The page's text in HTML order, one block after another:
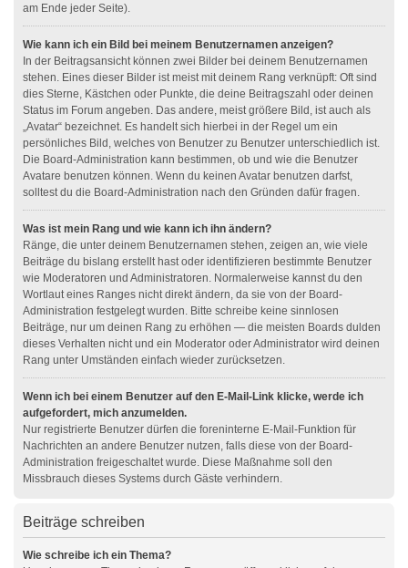
am Ende jeder Seite).
Wie kann ich ein Bild bei meinem Benutzernamen anzeigen?
In der Beitragsansicht können zwei Bilder bei deinem Benutzernamen
stehen. Eines dieser Bilder ist meist mit deinem Rang verknüpft: Oft sind
dies Sterne, Kästchen oder Punkte, die deine Beitragszahl oder deinen
Status im Forum angeben. Das andere, meist größere Bild, ist auch als
„Avatar“ bezeichnet. Es handelt sich hierbei in der Regel um ein
persönliches Bild, welches von Benutzer zu Benutzer unterschiedlich ist.
Die Board-Administration kann bestimmen, ob und wie die Benutzer
Avatare benutzen können. Wenn du keinen Avatar benutzen darfst,
solltest du die Board-Administration nach den Gründen dafür fragen.
Was ist mein Rang und wie kann ich ihn ändern?
Ränge, die unter deinem Benutzernamen stehen, zeigen an, wie viele
Beiträge du bislang erstellt hast oder identifizieren bestimmte Benutzer
wie Moderatoren und Administratoren. Normalerweise kannst du den
Wortlaut eines Ranges nicht direkt ändern, da sie von der Board-
Administration festgelegt wurden. Bitte schreibe keine sinnlosen
Beiträge, nur um deinen Rang zu erhöhen — die meisten Boards dulden
dieses Verhalten nicht und ein Moderator oder Administrator wird deinen
Rang unter Umständen einfach wieder zurücksetzen.
Wenn ich bei einem Benutzer auf den E-Mail-Link klicke, werde ich
aufgefordert, mich anzumelden.
Nur registrierte Benutzer dürfen die foreninterne E-Mail-Funktion für
Nachrichten an andere Benutzer nutzen, falls diese von der Board-
Administration freigeschaltet wurde. Diese Maßnahme soll den
Missbrauch dieses Systems durch Gäste verhindern.
Beiträge schreiben
Wie schreibe ich ein Thema?